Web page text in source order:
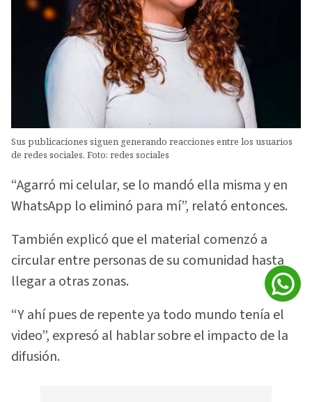
Sus publicaciones siguen generando reacciones entre los usuarios
de redes sociales. Foto: redes sociales
“Agarró mi celular, se lo mandó ella misma y en
WhatsApp lo eliminó para mí”, relató entonces.
También explicó que el material comenzó a
circular entre personas de su comunidad hasta
llegar a otras zonas.
“Y ahí pues de repente ya todo mundo tenía el
video”, expresó al hablar sobre el impacto de la
difusión.